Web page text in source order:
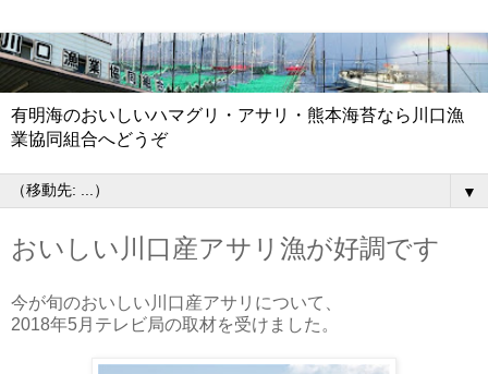
有明海のおいしいハマグリ・アサリ・熊本海苔なら川口漁
業協同組合へどうぞ
▼
おいしい川口産アサリ漁が好調です
今が旬のおいしい川口産アサリについて、
2018年5月テレビ局の取材を受けました。